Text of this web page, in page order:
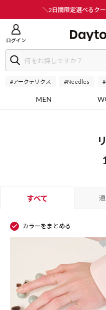
＼2日間限定選べるク
ログイン
#アークテリクス #Needles
MEN
すべて
カラーをまとめる